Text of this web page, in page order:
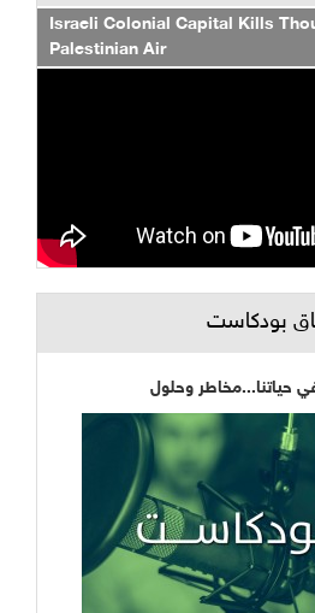
Israeli Colonial Capital Kills
Palestinian Air
بودكاست
في حياتنا...مخاطر وحلول